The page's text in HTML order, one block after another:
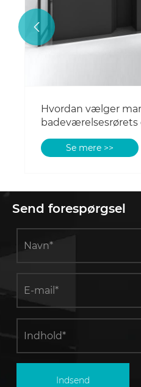
Hvordan vælger
badeværelsesrørets
Se mere >>

Send forespørgsel
Indsend